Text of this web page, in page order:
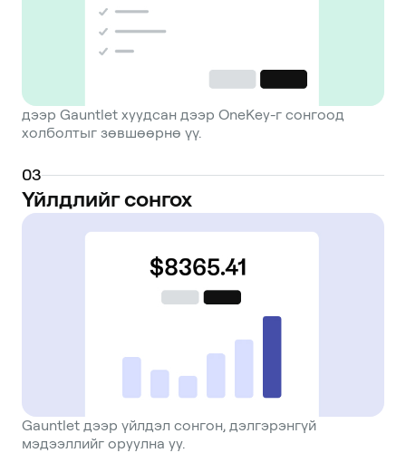
дээр Gauntlet хуудсан дээр OneKey-г сонгоод
холболтыг зөвшөөрнө үү.
03
Үйлдлийг сонгох
Gauntlet дээр үйлдэл сонгон, дэлгэрэнгүй
мэдээллийг оруулна уу.